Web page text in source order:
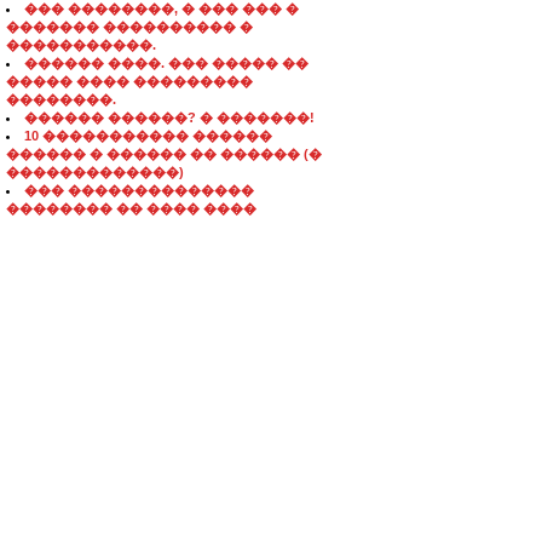
��� ��������, � ��� ��� �
������� ���������� �
�����������.
������ ����. ��� ����� ��
����� ���� ���������
��������.
������ ������? � �������!
10 ����������� ������
������ � ������ �� ������ (�
�������������)
��� ��������������
�������� �� ���� ����